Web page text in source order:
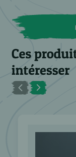
Ces
intéresser